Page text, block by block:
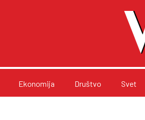
Ekonomija Društvo Svet